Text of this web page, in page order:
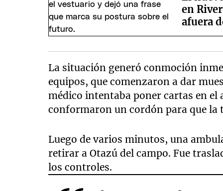
secondsVolume
en
afuera
La situación generó conmoción
equipos, que comenzaron a dar
médico intentaba poner cartas en
conformaron un cordón para que la
Luego de varios minutos, una
retirar a Otazú del campo. Fue
los controles.